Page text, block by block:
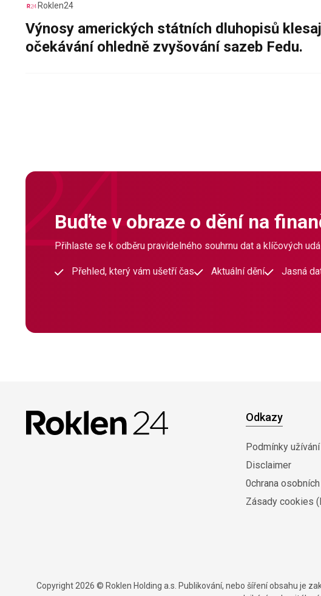
Roklen24
Výnosy amerických státních dluhopisů
očekávání ohledně zvyšování sazeb Fedu.
Buďte v obraze o dění na
Přihlaste se k odběru pravidelného souhrnu dat a klíčových
Přehled, který vám ušetří čas Aktuální dění Jasná
Odkazy
Podmínky užívání
Disclaimer
0chrana
Zásady cookies
Copyright 2026 © Roklen Holding a.s. Publikování, nebo šíření obsahu je